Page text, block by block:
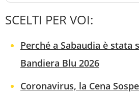
SCELTI PER VOI:
Perché a Sabaudia è stata
Bandiera Blu 2026
Coronavirus, la Cena